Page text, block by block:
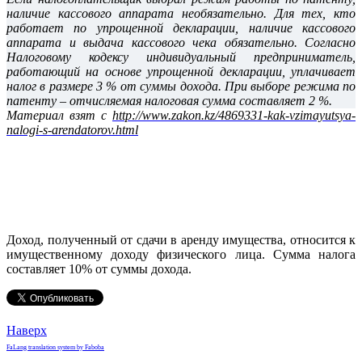
наличие кассового аппарата необязательно. Для тех, кто
работает по упрощенной декларации, наличие кассового
аппарата и выдача кассового чека обязательно. Согласно
Налоговому кодексу индивидуальный предприниматель,
работающий на основе упрощенной декларации, уплачивает
налог в размере 3 % от суммы дохода. При выборе режима по
патенту – отчисляемая налоговая сумма составляет 2 %.
Материал взят с http://www.zakon.kz/4869331-kak-vzimayutsya-
nalogi-s-arendatorov.html
Доход, полученный от сдачи в аренду имущества, относится к
имущественному доходу физического лица. Сумма налога
составляет 10% от суммы дохода.
Наверх
FaLang translation system by Faboba